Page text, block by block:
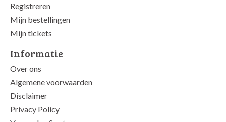
Registreren
Mijn bestellingen
Mijn tickets
Informatie
Over ons
Algemene voorwaarden
Disclaimer
Privacy Policy